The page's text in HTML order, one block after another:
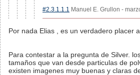
#2.3.1.1.1 Manuel E. Grullon -
Por nada Elias , es un verdadero placer
Para contestar a la pregunta de Silver.
tamaños que van desde particulas de
existen imagenes muy buenas y claras